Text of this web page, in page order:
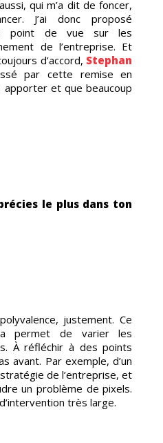
aussi, qui m’a dit de foncer,
J’ai donc proposé
point de vue sur les
de l’entreprise. Et
d’accord, Stephan
par cette remise en
et que beaucoup
le plus dans ton
justement. Ce
permet de varier les
À réfléchir à des points
avant. Par exemple, d’un
de l’entreprise, et
un problème de pixels.
très large.